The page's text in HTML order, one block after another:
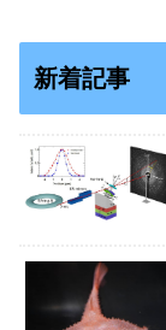
新着記事